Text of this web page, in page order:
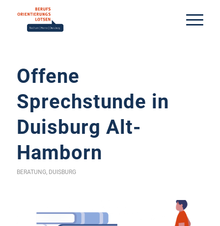
Offene
Sprechstunde in
Duisburg Alt-
Hamborn
BERATUNG, DUISBURG